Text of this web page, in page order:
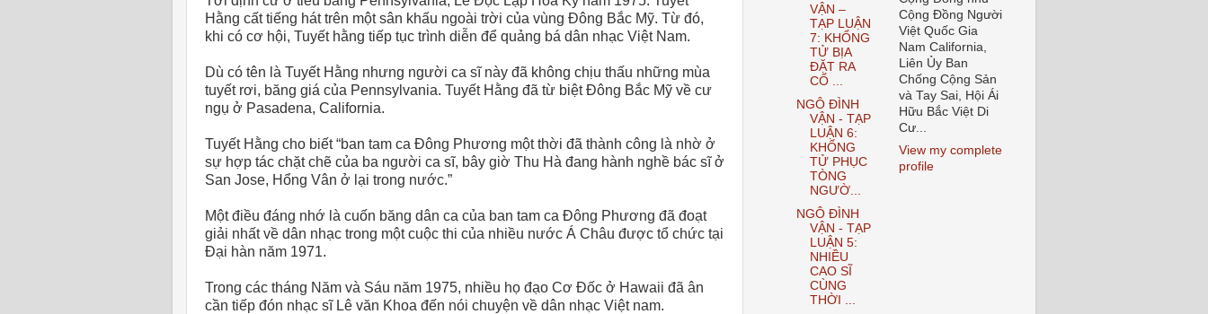
Hằng cất tiếng hát trên một sân khấu ngoài trời của vùng Đông Bắc Mỹ. Từ đó,
khi có cơ hội, Tuyết hằng tiếp tục trình diễn để quảng bá dân nhạc Việt Nam.
Dù có tên là Tuyết Hằng nhưng người ca sĩ này đã không chịu thấu những mùa
tuyết rơi, băng giá của Pennsylvania. Tuyết Hằng đã từ biệt Đông Bắc Mỹ về cư
ngụ ở Pasadena, California.
Tuyết Hằng cho biết “ban tam ca Đông Phương một thời đã thành công là nhờ ở
sự hợp tác chặt chẽ của ba người ca sĩ, bây giờ Thu Hà đang hành nghề bác sĩ ở
San Jose, Hổng Vân ở lại trong nước.”
Một điều đáng nhớ là cuốn băng dân ca của ban tam ca Đông Phương đã đoạt
giải nhất về dân nhạc trong một cuộc thi của nhiều nước Á Châu được tổ chức tại
Đại hàn năm 1971.
Trong các tháng Năm và Sáu năm 1975, nhiều họ đạo Cơ Đốc ở Hawaii đã ân
cần tiếp đón nhạc sĩ Lê văn Khoa đến nói chuyện về dân nhạc Việt nam.
VẬN –
TẠP LUẬN
7: KHỔNG
TỬ BỊA
ĐẶT RA
CỔ ...
NGÔ ĐÌNH
VẬN - TẠP
LUẬN 6:
KHỔNG
TỬ PHỤC
TÒNG
NGƯỜ...
NGÔ ĐÌNH
VẬN - TẠP
LUẬN 5:
NHIỀU
CAO SĨ
CÙNG
THỜI ...
Cộng Đồng Người
Việt Quốc Gia
Nam California,
Liên Ủy Ban
Chống Cộng Sản
và Tay Sai, Hội Ái
Hữu Bắc Việt Di
Cư...
View my complete
profile